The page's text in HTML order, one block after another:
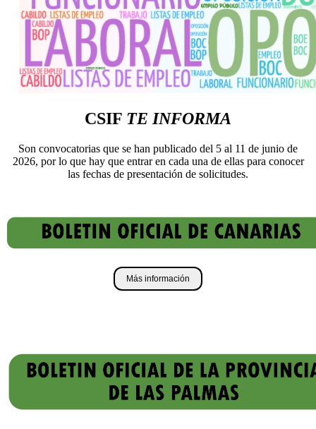
CSIF TE INFORMA
Son convocatorias que se han publicado del 5 al 11 de junio de
2026, por lo que hay que entrar en cada una de ellas para conocer
las fechas de presentación de solicitudes.
Más información